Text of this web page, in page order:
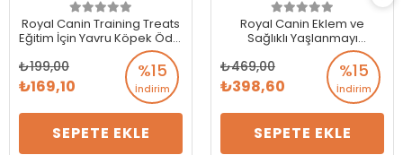
Royal Canin Training Treats
Eğitim İçin Yavru Köpek Ödül
Maması 110 gr
%15
İndirim
199,00
169,10
SEPETE EKLE
Royal Canin Eklem ve
Sağlıklı Yaşlanmayı
Destekleyen Tamamlayıcı
Yetişkin Köpek Ödül Maması
240 gr
%15
İndirim
469,00
398,60
SEPETE EKLE